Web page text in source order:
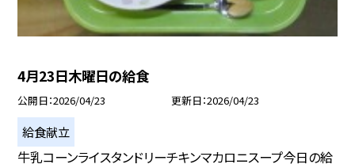
4月23日木曜日の給食
公開日 2026/04/23 更新日 2026/04/23
給食献立
牛乳コーンライスタンドリーチキンマカロニスープ今日の給